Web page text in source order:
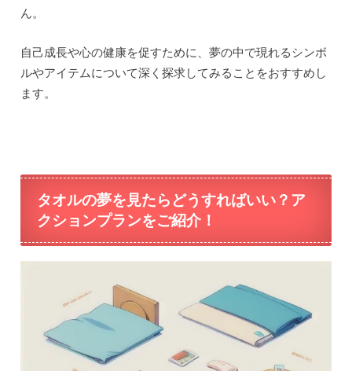
ん。
自己成長や心の健康を促すために、夢の中で現れるシンボ
ルやアイテムについて深く探求してみることをおすすめし
ます。
タオルの夢を見たらどうすればいい？ア
クションプランをご紹介！